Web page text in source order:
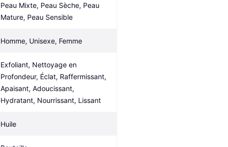
Peau Mixte, Peau Sèche, Peau
Mature, Peau Sensible
Homme, Unisexe, Femme
Exfoliant, Nettoyage en
Profondeur, Éclat, Raffermissant,
Apaisant, Adoucissant,
Hydratant, Nourrissant, Lissant
Huile